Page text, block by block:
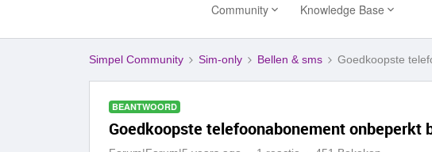
Community Knowledge Base
Simpel Community Sim-only Bellen & sms Goedkoopste
BEANTWOORD
Goedkoopste telefoonabonement onbeperkt